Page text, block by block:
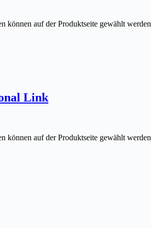
können auf der Produktseite gewählt werden
Link
können auf der Produktseite gewählt werden